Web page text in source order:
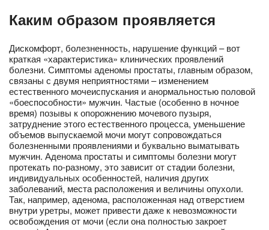
Каким образом проявляется
Дискомфорт, болезненность, нарушение функций – вот
краткая «характеристика» клинических проявлений
болезни. Симптомы аденомы простаты, главным образом,
связаны с двумя неприятностями – изменением
естественного мочеиспускания и анормальностью половой
«боеспособности» мужчин. Частые (особенно в ночное
время) позывы к опорожнению мочевого пузыря,
затруднение этого естественного процесса, уменьшение
объемов выпускаемой мочи могут сопровождаться
болезненными проявлениями и буквально выматывать
мужчин. Аденома простаты и симптомы болезни могут
протекать по-разному, это зависит от стадии болезни,
индивидуальных особенностей, наличия других
заболеваний, места расположения и величины опухоли.
Так, например, аденома, расположенная над отверстием
внутри уретры, может привести даже к невозможности
освобождения от мочи (если она полностью закроет